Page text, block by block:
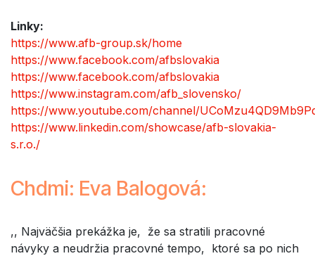
Linky:
https://www.afb-group.sk/home
https://www.facebook.com/afbslovakia
https://www.facebook.com/afbslovakia
https://www.instagram.com/afb_slovensko/
https://www.youtube.com/channel/
https://www.linkedin.com/showcase/afb-slovakia-
s.r.o./
Chdmi: Eva Balogová:
,, Najväčšia prekážka je, že sa stratili pracovné
návyky a neudržia pracovné tempo, ktoré sa po nich